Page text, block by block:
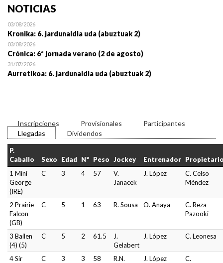
NOTICIAS
03/08/2026
Kronika: 6. jardunaldia uda (abuztuak 2)
03/08/2026
Crónica: 6ª jornada verano (2 de agosto)
31/07/2026
Aurretikoa: 6. jardunaldia uda (abuztuak 2)
Inscripciones Provisionales
Participantes
Llegadas
Dividendos
P.
Caballo
Sexo Edad Nº Peso Jockey Entrenador
1 Mini
George
(IRE)
C 3 4 57
V.
Janacek
J. López
C. Celso
Méndez
2 Prairie
Falcon
(GB)
C 5 1 63 R. Sousa O. Anaya
C. Reza
Pazooki
3 Bailen
(4) (5)
C 5 2 61.5
J.
Gelabert
J. López C. Leonesa
4 Sir
C 3 3 58
R.N.
J. López
C.